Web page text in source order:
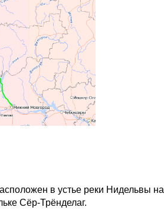
в устье реки Нидельвы на
Сёр-Трёнделаг.